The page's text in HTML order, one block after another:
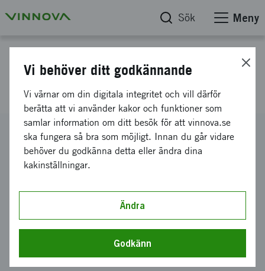
Sök Meny
Innovationskliniker
Diarienummer
2017-04714
Koordinator
3 345 000 kronor
juni 2017-december 2018
Vi behöver ditt godkännande
Vi värnar om din digitala integritet och vill därför
berätta att vi använder kakor och funktioner som
samlar information om ditt besök för att vinnova.se
ska fungera så bra som möjligt. Innan du går vidare
behöver du godkänna detta eller ändra dina
kakinställningar.
Ändra
Godkänn